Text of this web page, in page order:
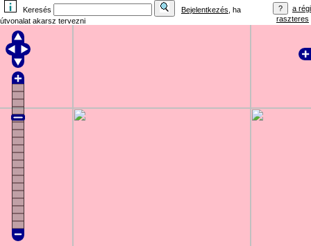
Keresés Bejelentkezés , ha
útvonalat akarsz tervezni
a régi
raszteres